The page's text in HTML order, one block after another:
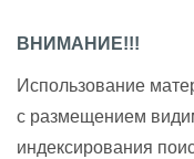
ВНИМАНИЕ!!!
Использование
с размещением
индексирования